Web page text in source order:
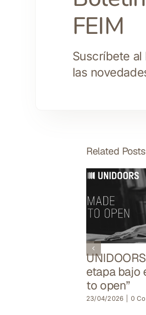
FEIM
Suscríbete
las
Related Posts
etapa bajo
to open”
23/04/2026 0